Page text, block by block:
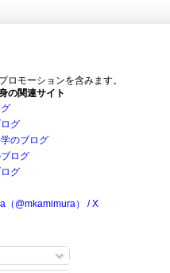
ロモーションを含みます。
の関連サイト
グ
のブログ
ログ
グ
（@mkamimura） / X